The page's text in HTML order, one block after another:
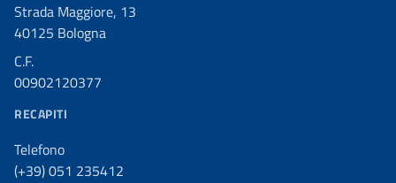
Strada Maggiore, 13
40125 Bologna
C.F.
00902120377
RECAPITI
Telefono
(+39) 051 235412